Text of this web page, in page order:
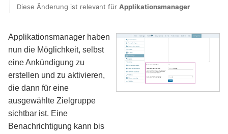
Diese Änderung ist relevant für Applikationsmanager
Applikationsmanager haben
nun die Möglichkeit, selbst
eine Ankündigung zu
erstellen und zu aktivieren,
die dann für eine
ausgewählte Zielgruppe
sichtbar ist. Eine
Benachrichtigung kann bis